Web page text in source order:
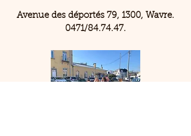
Avenue des déportés 79, 1300, Wavre.
0471/84.74.47.